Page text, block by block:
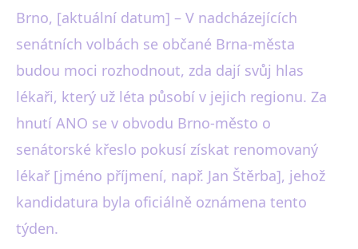
v Brně, zaměří se na
zdravotnictví
Brno, [aktuální datum] – V nadcházejících
senátních volbách se občané Brna-města
budou moci rozhodnout, zda dají svůj hlas
lékaři, který už léta působí v jejich regionu. Za
hnutí ANO se v obvodu Brno-město o
senátorské křeslo pokusí získat renomovaný
lékař [jméno příjmení, např. Jan Štěrba], jehož
kandidatura byla oficiálně oznámena tento
týden.